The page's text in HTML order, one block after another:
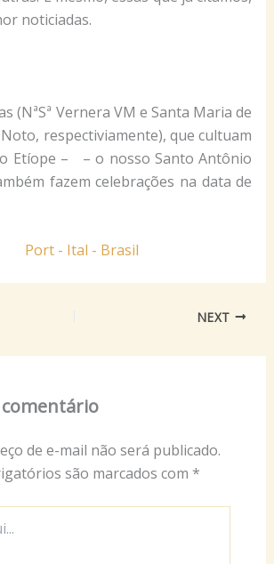
noticiadas.
(NªSª Vernera VM e Santa Maria de
Noto, respectiviamente), que cultuam
Etíope – – o nosso Santo Antônio
fazem celebrações na data de
NEXT
de e-mail não será publicado.
são marcados com *